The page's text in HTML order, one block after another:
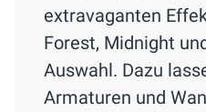
extravaganten
Forest, Midnight
Auswahl. Dazu
Armaturen und